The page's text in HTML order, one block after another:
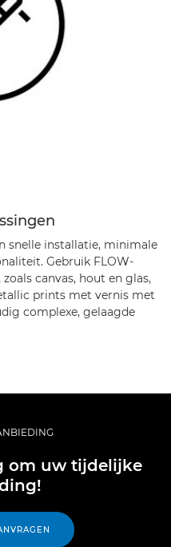
snelle installatie, minimale
Gebruik FLOW-
canvas, hout en glas,
prints met vernis met
complexe, gelaagde
om uw tijdelijke